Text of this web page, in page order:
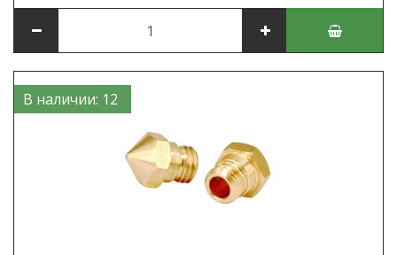
В наличии: 12